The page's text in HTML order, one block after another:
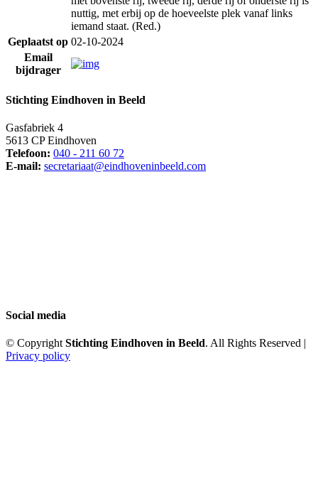
nuttig, met erbij op de hoeveelste plek vanaf links
iemand staat. (Red.)
Geplaatst op 02-10-2024
Email
bijdrager
Stichting Eindhoven in Beeld
Gasfabriek 4
5613 CP Eindhoven
Telefoon: 040 - 211 60 72
E-mail: secretariaat@eindhoveninbeeld.com
Social media
© Copyright Stichting Eindhoven in Beeld. All Rights Reserved |
Privacy policy